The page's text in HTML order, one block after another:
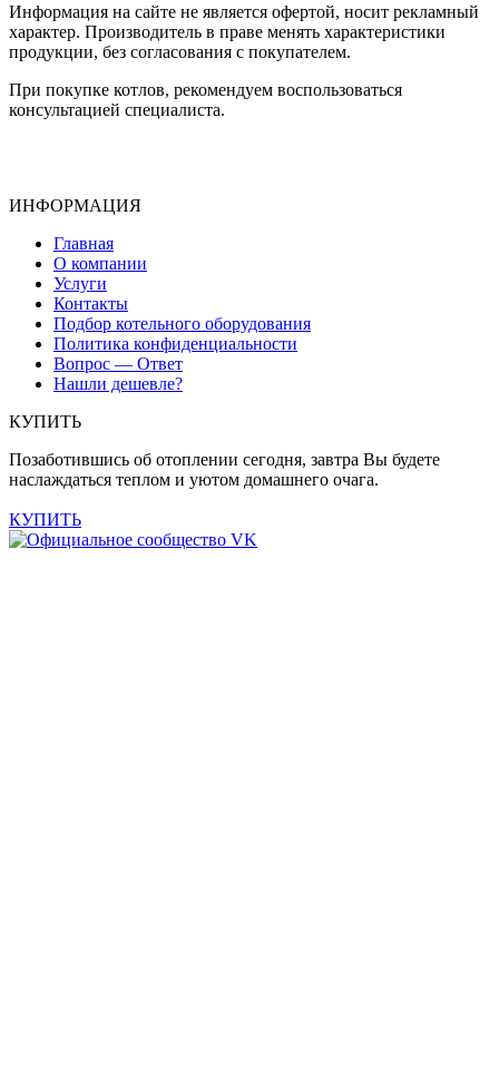
Информация на сайте не является офертой, носит рекламный
характер. Производитель в праве менять характеристики
продукции, без согласования с покупателем.
При покупке котлов, рекомендуем воспользоваться
консультацией специалиста.
ИНФОРМАЦИЯ
Главная
О компании
Услуги
Контакты
Подбор котельного оборудования
Политика конфиденциальности
Вопрос — Ответ
Нашли дешевле?
КУПИТЬ
Позаботившись об отоплении сегодня, завтра Вы будете
наслаждаться теплом и уютом домашнего очага.
КУПИТЬ